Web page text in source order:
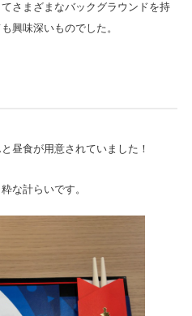
さまざまなバックグラウンドを持
興味深いものでした。
昼食が用意されていました！
な計らいです。